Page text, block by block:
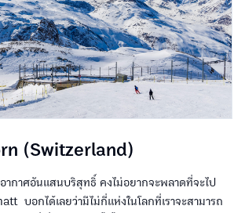
(Switzerland)
ากาศอันแสนบริสุทธิ์ คงไม่อยากจะพลาดที่จะไป
บอกได้เลยว่ามีไม่กี่แห่งในโลกที่เราจะสามารถ